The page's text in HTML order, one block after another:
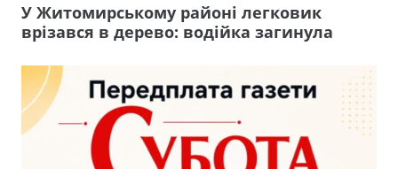
У Житомирському районі легковик
врізався в дерево: водійка загинула